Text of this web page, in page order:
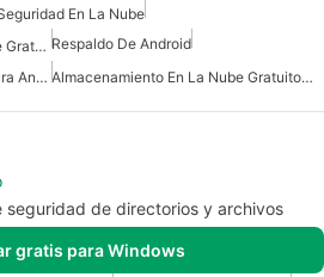
En La Nube
Copia De Seguridad En La Nube Gratuita Para Android Respaldo De Android
Copia De Seguridad Gratuita Para Android
Almacenamiento En La Nube Gratuito Para Android
seguridad de directorios y archivos
gratis para Windows